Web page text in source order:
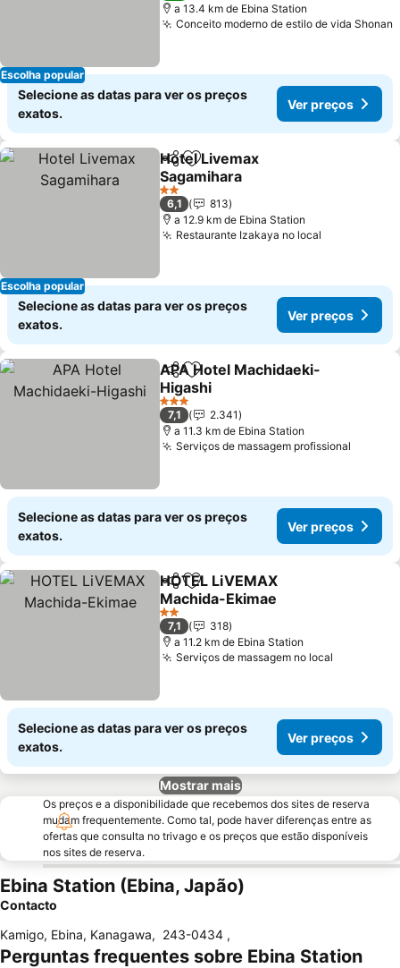
Escolha popular
a 13.4 km de Ebina Station
Conceito moderno de estilo de vida Shonan
Selecione as datas para ver os preços
exatos.
Ver preços
Escolha popular
PartilharAdicionar aos favoritos
Hotel Livemax
Sagamihara
Ver preços
2 Estrelas
6,1
813
a 12.9 km de Ebina Station
Restaurante Izakaya no local
Selecione as datas para ver os preços
exatos.
Ver preços
PartilharAdicionar aos favoritos
APA Hotel Machidaeki-
Higashi
Ver preços
3 Estrelas
7,1
2.341
a 11.3 km de Ebina Station
Serviços de massagem profissional
Selecione as datas para ver os preços
exatos.
Ver preços
PartilharAdicionar aos favoritos
HOTEL LiVEMAX
Machida-Ekimae
Ver preços
2 Estrelas
7,1
318
a 11.2 km de Ebina Station
Serviços de massagem no local
Selecione as datas para ver os preços
exatos.
Ver preços
Mostrar mais
Os preços e a disponibilidade que recebemos dos sites de reserva
mudam frequentemente. Como tal, pode haver diferenças entre as
ofertas que consulta no trivago e os preços que estão disponíveis
nos sites de reserva.
Ebina Station (Ebina, Japão)
Contacto
Kamigo, Ebina, Kanagawa, 243-0434 ,
Perguntas frequentes sobre Ebina Station